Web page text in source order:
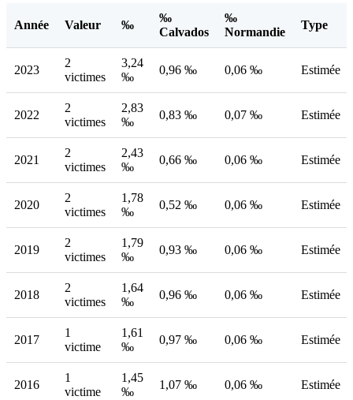
Année Valeur ‰
‰
Calvados
‰
Normandie
Type
2023
2
victimes
3,24
‰
0,96 ‰ 0,06 ‰ Estimée
2022
2
victimes
2,83
‰
0,83 ‰ 0,07 ‰ Estimée
2021
2
victimes
2,43
‰
0,66 ‰ 0,06 ‰ Estimée
2020
2
victimes
1,78
‰
0,52 ‰ 0,06 ‰ Estimée
2019
2
victimes
1,79
‰
0,93 ‰ 0,06 ‰ Estimée
2018
2
victimes
1,64
‰
0,96 ‰ 0,06 ‰ Estimée
2017
1
victime
1,61
‰
0,97 ‰ 0,06 ‰ Estimée
2016
1
victime
1,45
‰
1,07 ‰ 0,06 ‰ Estimée